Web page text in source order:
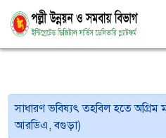
সাধারণ ভবিষ্যৎ তহবিল হতে অগ্রিম
আরডিএ, বগুড়া)